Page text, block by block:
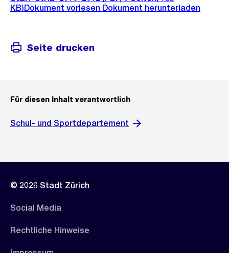
KB)Dokument vorlesen Dokument herunterladen
Seite drucken
Für diesen Inhalt verantwortlich
Schul- und Sportdepartement
© 2026 Stadt Zürich
Social Media
Rechtliche Hinweise